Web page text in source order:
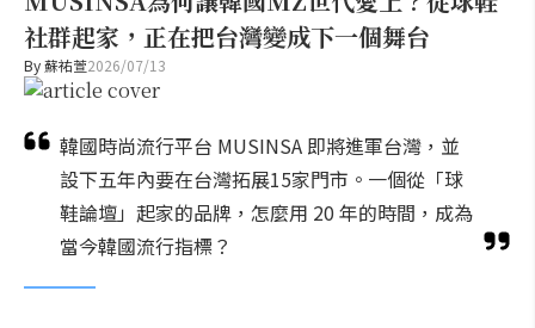
社群起家，正在把台灣變成下一個舞台
By蘇祐萱2026/07/13
韓國時尚流行平台 MUSINSA 即將進軍台灣，並
設下五年內要在台灣拓展15家門市。一個從「球
鞋論壇」起家的品牌，怎麼用 20 年的時間，成為
當今韓國流行指標？